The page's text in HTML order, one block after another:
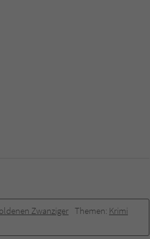
Zwanziger Themen: Krimi